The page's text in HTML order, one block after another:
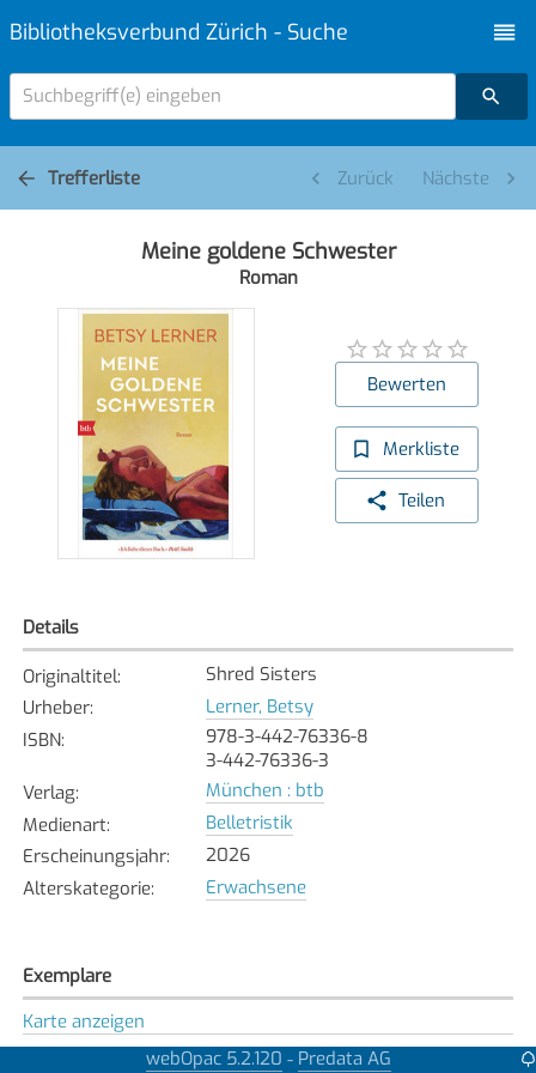
Bibliotheksverbund Zürich - Suche
Suchbegriff(e) eingeben
Trefferliste Zurück Nächste
Meine goldene Schwester
Roman
Bewerten
Merkliste
Teilen
Details
Originaltitel:
Shred Sisters
Urheber:
Lerner, Betsy
ISBN:
978-3-442-76336-8
3-442-76336-3
Verlag:
München : btb
Medienart:
Belletristik
Erscheinungsjahr:
2026
Alterskategorie: Erwachsene
Exemplare
Karte anzeigen
Brüttisellen
webOpac 5.2.120 - Predata AG